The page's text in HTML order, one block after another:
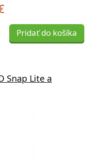
Pridať do košíka
Snap Lite a